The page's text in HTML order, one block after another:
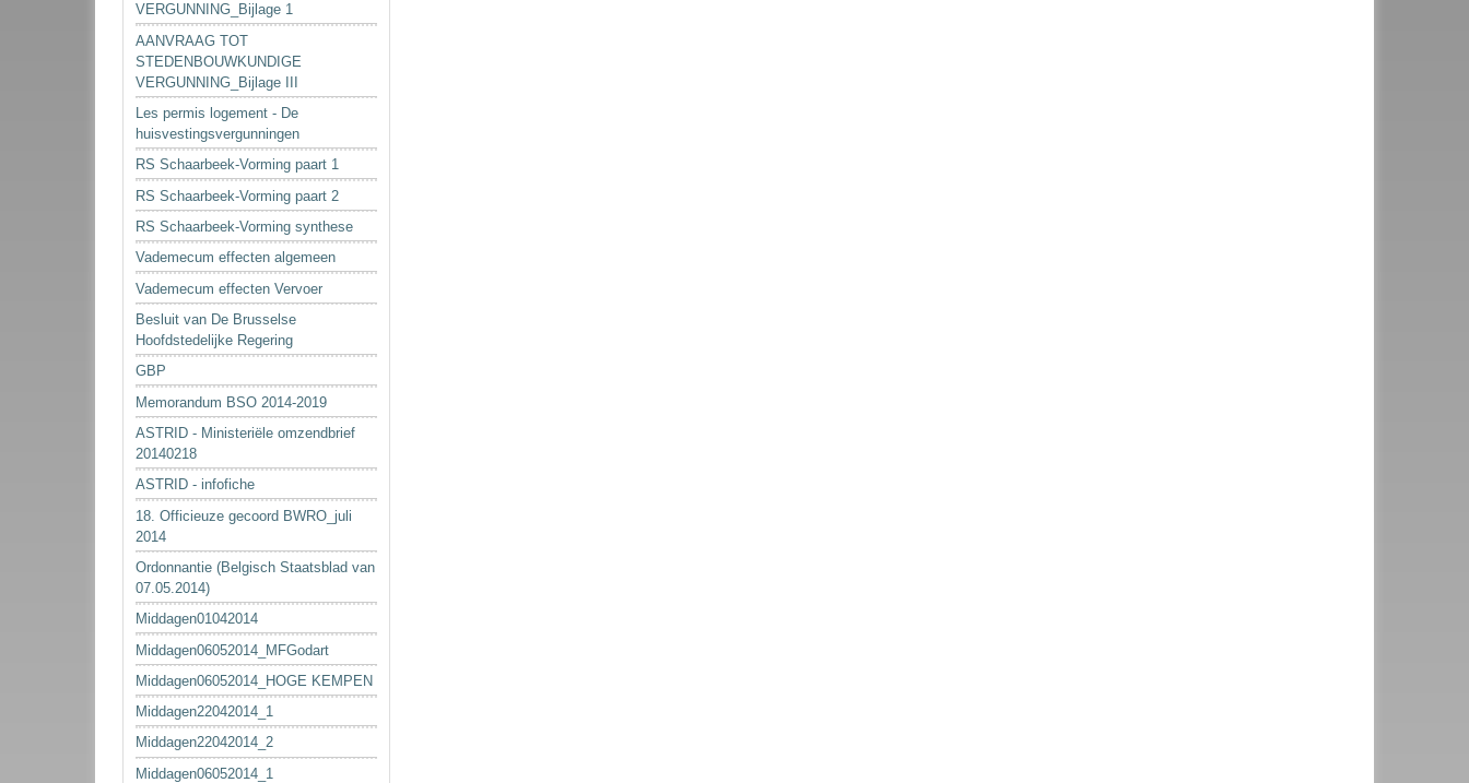
VERGUNNING_Bijlage 1
AANVRAAG TOT
STEDENBOUWKUNDIGE
VERGUNNING_Bijlage III
Les permis logement - De
huisvestingsvergunningen
RS Schaarbeek-Vorming paart 1
RS Schaarbeek-Vorming paart 2
RS Schaarbeek-Vorming synthese
Vademecum effecten algemeen
Vademecum effecten Vervoer
Besluit van De Brusselse
Hoofdstedelijke Regering
GBP
Memorandum BSO 2014-2019
ASTRID - Ministeriële omzendbrief
20140218
ASTRID - infofiche
18. Officieuze gecoord BWRO_juli
2014
Ordonnantie (Belgisch Staatsblad van
07.05.2014)
Middagen01042014
Middagen06052014_MFGodart
Middagen06052014_HOGE KEMPEN
Middagen22042014_1
Middagen22042014_2
Middagen06052014_1